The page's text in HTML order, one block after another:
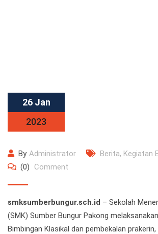
26 Jan
2023
By Administrator Berita, Kegiatan
(0)
Comment
smksumberbungur.sch.id – Sekolah
(SMK) Sumber Bungur Pakong
Bimbingan Klasikal dan pembekalan